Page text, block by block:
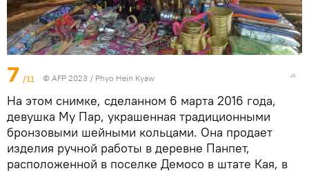
7 /11 © AFP 2023 / Phyo Hein Kyaw
На этом снимке, сделанном 6 марта 2016 года,
девушка Му Пар, украшенная традиционными
бронзовыми шейными кольцами. Она продает
изделия ручной работы в деревне Панпет,
расположенной в поселке Демосо в штате Кая, в